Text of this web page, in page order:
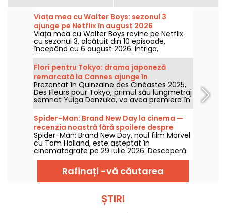
Viața mea cu Walter Boys: sezonul 3
ajunge pe Netflix în august 2026
Viața mea cu Walter Boys revine pe Netflix
cu sezonul 3, alcătuit din 10 episoade,
începând cu 6 august 2026. Intriga,
distribuția, trailerul: toate detaliile.
Flori pentru Tokyo: drama japoneză
remarcată la Cannes ajunge în
cinematografe
Prezentat în Quinzaine des Cinéastes 2025,
Des Fleurs pour Tokyo, primul său lungmetraj
semnat Yuiga Danzuka, va avea premiera în
cinematografe pe 5 august 2026.
Spider-Man: Brand New Day la cinema —
recenzia noastră fără spoilere despre
revenirea lui Tom Holland în rolul Omului-
Păianjen
Spider-Man: Brand New Day, noul film Marvel
cu Tom Holland, este așteptat în
cinematografe pe 29 iulie 2026. Descoperă
recenzia noastră!
Rafinați -vă căutarea
ȘTIRI